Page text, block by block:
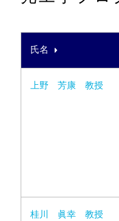
氏名
上野 芳康 教授
桂川 眞幸 教授